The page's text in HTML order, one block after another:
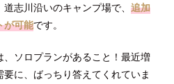
志川沿いのキャンプ場で、追加
が可能です。
ソロプランがあること！最近増
に、ばっちり答えてくれていま